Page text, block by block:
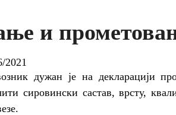
и
2021
дужан је на декларацији
сировински састав, врсту,